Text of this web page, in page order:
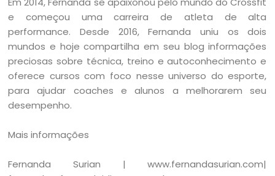
e começou uma carreira de atleta de alta
performance. Desde 2016, Fernanda uniu os dois
mundos e hoje compartilha em seu blog informações
preciosas sobre técnica, treino e autoconhecimento e
oferece cursos com foco nesse universo do esporte,
para ajudar coaches e alunos a melhorarem seu
desempenho.
Mais informações
Fernanda Surian | www.fernandasurian.com|